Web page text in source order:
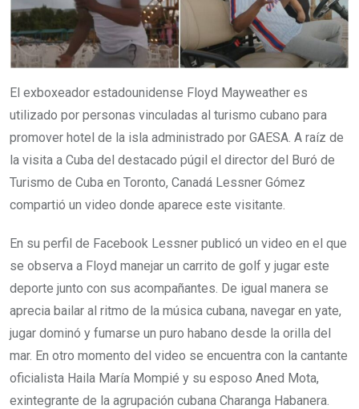
El exboxeador estadounidense Floyd Mayweather es
utilizado por personas vinculadas al turismo cubano para
promover hotel de la isla administrado por GAESA. A raíz de
la visita a Cuba del destacado púgil el director del Buró de
Turismo de Cuba en Toronto, Canadá Lessner Gómez
compartió un video donde aparece este visitante.
En su perfil de Facebook Lessner publicó un video en el que
se observa a Floyd manejar un carrito de golf y jugar este
deporte junto con sus acompañantes. De igual manera se
aprecia bailar al ritmo de la música cubana, navegar en yate,
jugar dominó y fumarse un puro habano desde la orilla del
mar. En otro momento del video se encuentra con la cantante
oficialista Haila María Mompié y su esposo Aned Mota,
exintegrante de la agrupación cubana Charanga Habanera.